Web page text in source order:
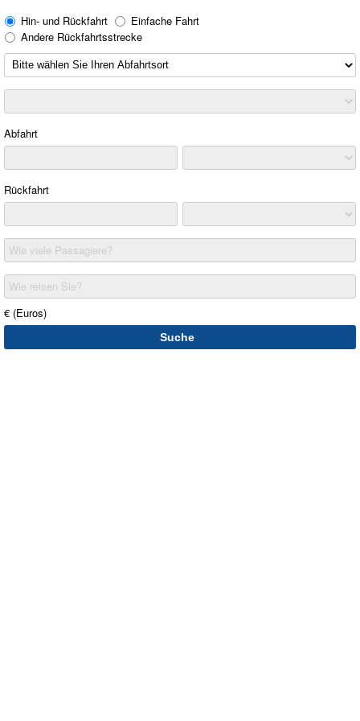
Hin- und Rückfahrt
Einfache Fahrt
Andere Rückfahrtsstrecke
Abfahrt
Rückfahrt
Wie viele Passagiere?
Wie reisen Sie?
€ (Euros)
Suche